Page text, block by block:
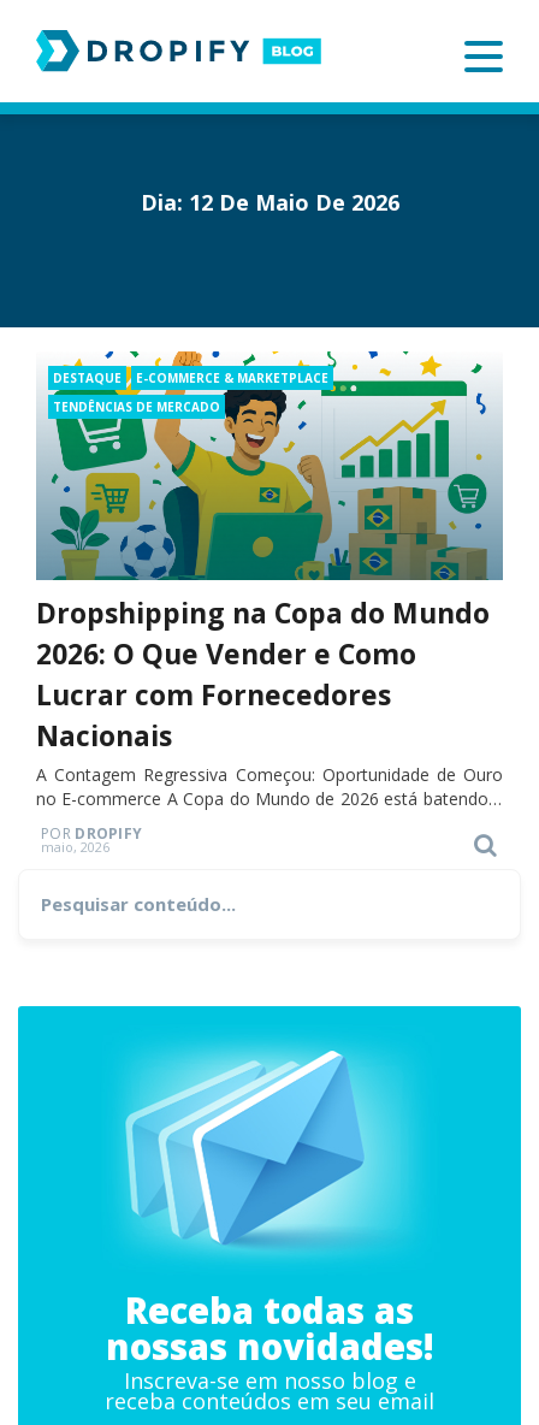
content
Dia: 12 De Maio De 2026
Categories
DESTAQUE
E-COMMERCE & MARKETPLACE
TENDÊNCIAS DE MERCADO
Dropshipping na Copa do Mundo
2026: O Que Vender e Como
Lucrar com Fornecedores
Nacionais
A Contagem Regressiva Começou: Oportunidade de Ouro
no E-commerce A Copa do Mundo de 2026 está batendo à
porta. Com início marcado para 11 de junho e a estreia
da…
POR DROPIFY
Posted
maio, 2026 Search
Receba todas as
nossas novidades!
Inscreva-se em nosso blog e
receba conteúdos em seu email